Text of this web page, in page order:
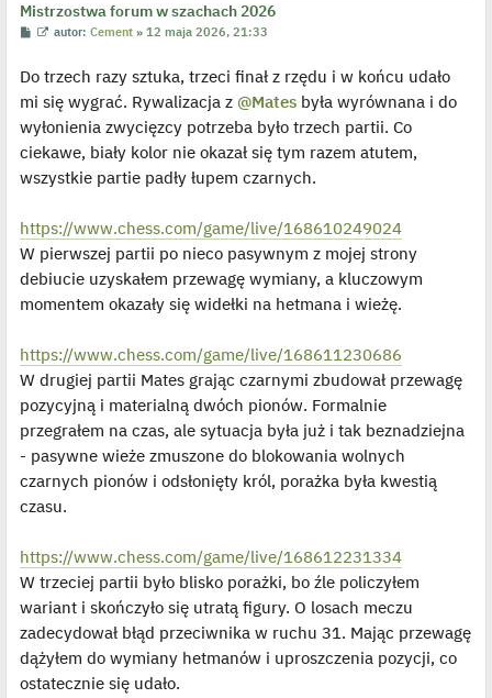
Mistrzostwa forum w szachach 2026
P
t
W
w
e
l
o
j
e
n
c
z
y
p
o
autor:Cement »12 maja 2026, 21:33
Do trzech razy sztuka, trzeci finał z rzędu i w końcu udało
mi się wygrać. Rywalizacja z @Matesbyła wyrównana i do
wyłonienia zwycięzcy potrzeba było trzech partii. Co
ciekawe, biały kolor nie okazał się tym razem atutem,
wszystkie partie padły łupem czarnych.
https://www.chess.com/game/live/168610249024
W pierwszej partii po nieco pasywnym z mojej strony
debiucie uzyskałem przewagę wymiany, a kluczowym
momentem okazały się widełki na hetmana i wieżę.
https://www.chess.com/game/live/168611230686
W drugiej partii Mates grając czarnymi zbudował przewagę
pozycyjną i materialną dwóch pionów. Formalnie
przegrałem na czas, ale sytuacja była już i tak beznadziejna
- pasywne wieże zmuszone do blokowania wolnych
czarnych pionów i odsłonięty król, porażka była kwestią
czasu.
https://www.chess.com/game/live/168612231334
W trzeciej partii było blisko porażki, bo źle policzyłem
wariant i skończyło się utratą figury. O losach meczu
zadecydował błąd przeciwnika w ruchu 31. Mając przewagę
dążyłem do wymiany hetmanów i uproszczenia pozycji, co
ostatecznie się udało.